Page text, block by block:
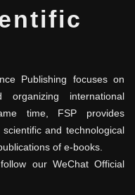
Publishing focuses on
organizing international
time, FSP provides
and technological
of e-books.
our WeChat Official